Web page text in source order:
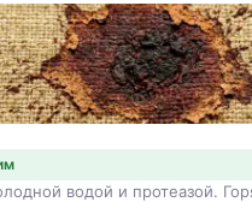
водой и протеазой.